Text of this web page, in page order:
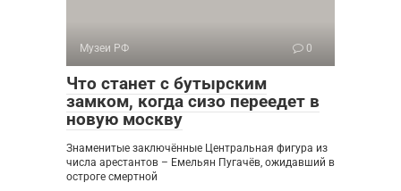
Музеи РФ 0
Что станет с бутырским
замком, когда сизо переедет в
новую москву
Знаменитые заключённые Центральная фигура из
числа арестантов – Емельян Пугачёв, ожидавший в
остроге смертной